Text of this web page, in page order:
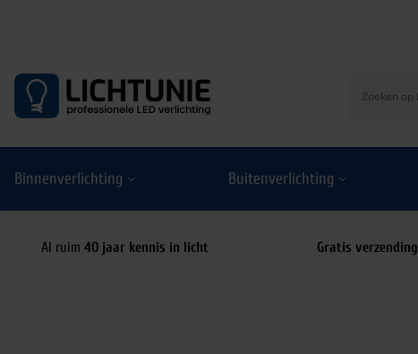
Binnenverlichting Buitenverlichting
Al ruim 40 jaar kennis in licht Gratis verzending